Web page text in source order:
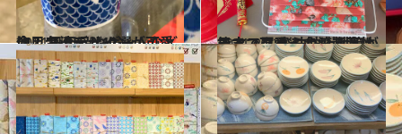
2021.1.17
今、台湾デザインが可愛い！ 日用品やゲームなど注目アイテム12選
旅＆お出かけ 2021.2.12
日本で買える台湾製高性能マスク 飛沫防止対策ができ、可愛くてお洒落
ライフスタイル